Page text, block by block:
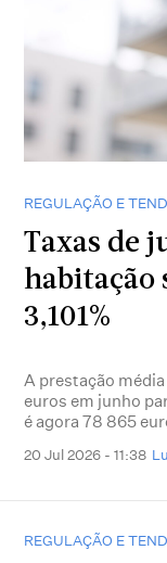
REGULAÇÃO E
Taxas de
habitação
3,101%
A prestação
euros em junho
é agora 78 865
20 Jul 2026 - 11:38
REGULAÇÃO E